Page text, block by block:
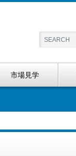
市場見学